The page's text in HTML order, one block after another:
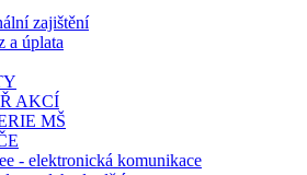
zajištění
a úplata
AKCÍ
MŠ
- elektronická komunikace